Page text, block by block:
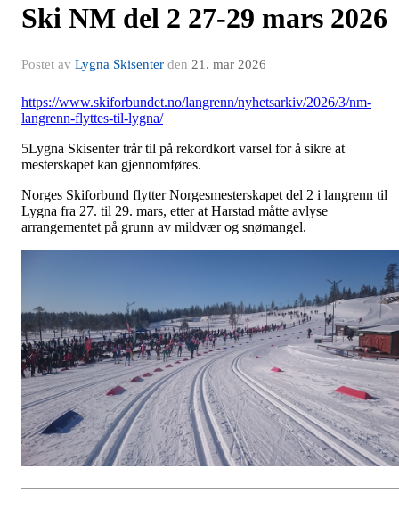
Ski NM del 2 27-29 mars 2026
Postet av Lygna Skisenter den 21. mar 2026
https://www.skiforbundet.no/langrenn/nyhetsarkiv/2026/3/nm-
langrenn-flyttes-til-lygna/
5Lygna Skisenter trår til på rekordkort varsel for å sikre at
mesterskapet kan gjennomføres.
Norges Skiforbund flytter Norgesmesterskapet del 2 i langrenn til
Lygna fra 27. til 29. mars, etter at Harstad måtte avlyse
arrangementet på grunn av mildvær og snømangel.